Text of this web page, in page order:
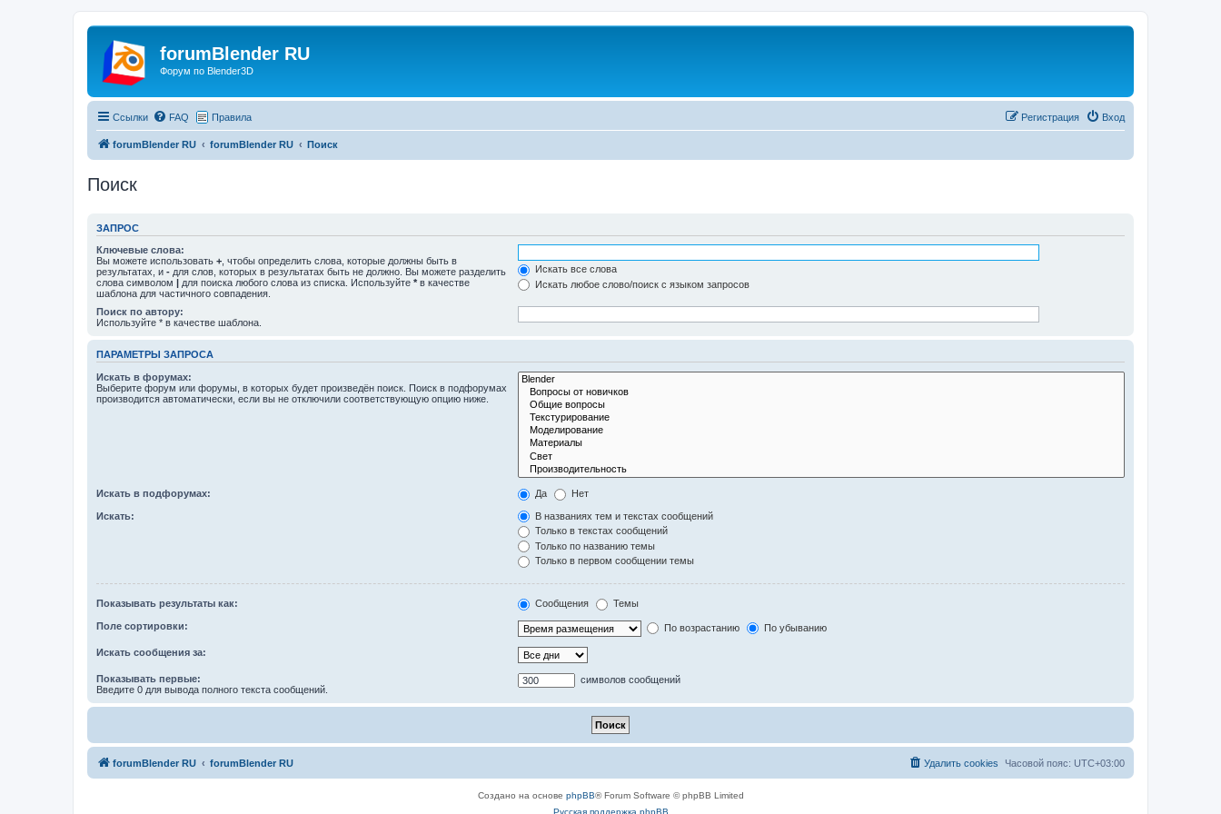
forumBlender RU
Форум по Blender3D
Ссылки FAQ Правила Вход
Регистрация
forumBlender RU forumBlender RU Поиск
Поиск
ЗАПРОС
Ключевые слова:
Вы можете использовать + , чтобы определить слова, которые должны быть в
результатах, и - для слов, которых в результатах быть не должно. Вы можете разделить
слова символом | для поиска любого слова из списка. Используйте * в качестве
шаблона для частичного совпадения.
Искать все слова
Искать любое слово/поиск с языком запросов
Поиск по автору:
Используйте * в качестве шаблона.
ПАРАМЕТРЫ ЗАПРОСА
Искать в форумах:
Выберите форум или форумы, в которых будет произведён поиск. Поиск в подфорумах
производится автоматически, если вы не отключили соответствующую опцию ниже.
Искать в подфорумах: Да Нет
Искать:
В названиях тем и текстах сообщений
Только в текстах сообщений
Только по названию темы
Только в первом сообщении темы
Показывать результаты как: Сообщения Темы
Поле сортировки: По возрастанию По убыванию
Искать сообщения за:
Показывать первые:
Введите 0 для вывода полного текста сообщений.
символов сообщений
forumBlender RU forumBlender RU Часовой пояс: UTC+03:00
Удалить cookies
Создано на основе phpBB® Forum Software © phpBB Limited
Русская поддержка phpBB